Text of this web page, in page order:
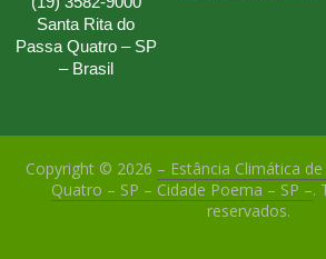
Santa Rita do
Passa Quatro – SP
– Brasil
Copyright © 2026 – Estância Climática
Quatro – SP – Cidade Poema – SP –.
reservados.